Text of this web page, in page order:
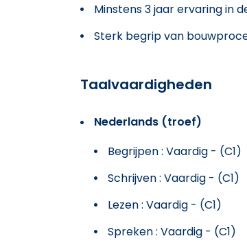
Minstens 3 jaar ervaring in
Sterk begrip van
Taalvaardigheden
Nederlands (troef)
Begrijpen : Vaardig - (C1)
Schrijven : Vaardig - (C1)
Lezen : Vaardig - (C1)
Spreken : Vaardig - (C1)